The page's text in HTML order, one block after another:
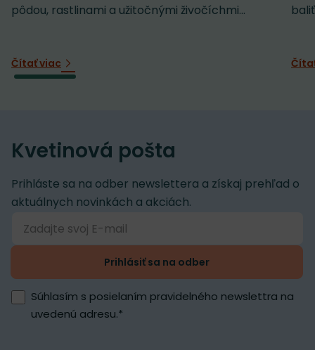
pôdou, rastlinami a užitočnými živočíchmi...
Čítať viac
Kvetinová pošta
Prihláste sa na odber newslettera a získaj prehľad o
aktuálnych novinkách a akciách.
Prihlásiť sa na odber
Súhlasím s posielaním pravidelného newslettra na
uvedenú adresu.*